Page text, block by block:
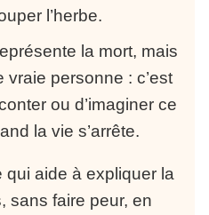
l’herbe.
la mort, mais
vraie personne : c’est
ou d’imaginer ce
la vie s’arrête.
qui aide à expliquer la
sans faire peur, en